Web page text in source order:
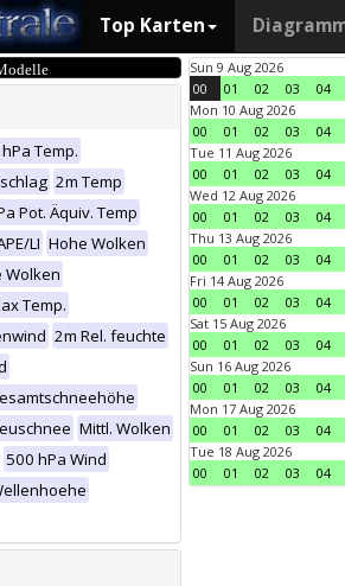
Top Karten
Temp.
2m Temp
Pot. Äquiv. Temp
LI Hohe Wolken
Wolken
Temp.
2m Rel. feuchte
Mittl. Wolken
500 hPa Wind
Sun 9 Aug 2026
00
01 02 03 04
Mon 10 Aug 2026
00
01 02 03 04
Tue 11 Aug 2026
00
01 02 03 04
Wed 12 Aug 2026
00
01 02 03 04
Thu 13 Aug 2026
00
01 02 03 04
Fri 14 Aug 2026
00
01 02 03 04
Sat 15 Aug 2026
00
01 02 03 04
Sun 16 Aug 2026
00
01 02 03 04
Mon 17 Aug 2026
00
01 02 03 04
Tue 18 Aug 2026
00
01 02 03 04